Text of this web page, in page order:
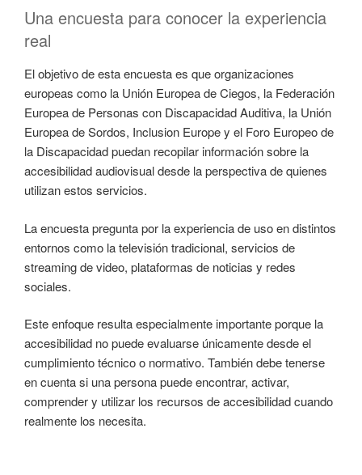
Una encuesta para conocer la experiencia
real
El objetivo de esta encuesta es que organizaciones
europeas como la Unión Europea de Ciegos, la Federación
Europea de Personas con Discapacidad Auditiva, la Unión
Europea de Sordos, Inclusion Europe y el Foro Europeo de
la Discapacidad puedan recopilar información sobre la
accesibilidad audiovisual desde la perspectiva de quienes
utilizan estos servicios.
La encuesta pregunta por la experiencia de uso en distintos
entornos como la televisión tradicional, servicios de
streaming de video, plataformas de noticias y redes
sociales.
Este enfoque resulta especialmente importante porque la
accesibilidad no puede evaluarse únicamente desde el
cumplimiento técnico o normativo. También debe tenerse
en cuenta si una persona puede encontrar, activar,
comprender y utilizar los recursos de accesibilidad cuando
realmente los necesita.